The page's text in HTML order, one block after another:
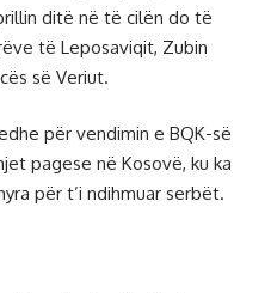
ditë në të cilën do të
të Leposaviqit, Zubin
së Veriut.
për vendimin e BQK-së
pagese në Kosovë, ku ka
për t’i ndihmuar serbët.